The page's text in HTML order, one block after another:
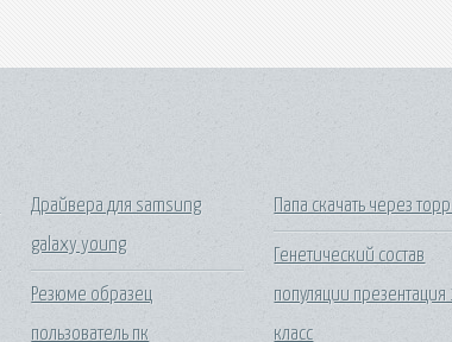
Драйвера для samsung
galaxy young
Резюме образец
пользователь пк
Папа скачать через
Генетический состав
популяции презентация
класс